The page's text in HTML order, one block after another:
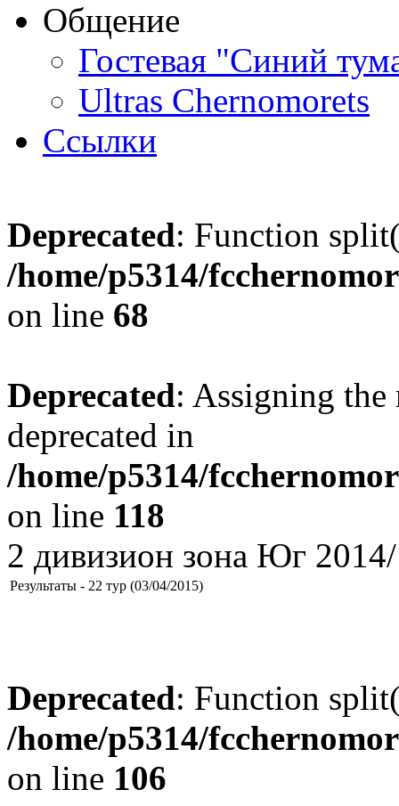
Общение
Гостевая "Синий
Ultras Chernomorets
Ссылки
Deprecated: Function
/home/p5314/
on line 68
Deprecated: Assigning the
deprecated in
/home/p5314/
on line 118
2 дивизион зона Юг
Результаты - 22 тур (03/04/2015)
Deprecated: Function
/home/p5314/
on line 106